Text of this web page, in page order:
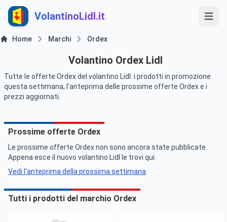
VolantinoLidl.it
Home Marchi Ordex
Volantino Ordex Lidl
Tutte le offerte Ordex del volantino Lidl: i prodotti in promozione
questa settimana, l'anteprima delle prossime offerte Ordex e i
prezzi aggiornati.
Prossime offerte Ordex
Le prossime offerte Ordex non sono ancora state pubblicate.
Appena esce il nuovo volantino Lidl le trovi qui.
Vedi l'anteprima della prossima settimana
Tutti i prodotti del marchio Ordex